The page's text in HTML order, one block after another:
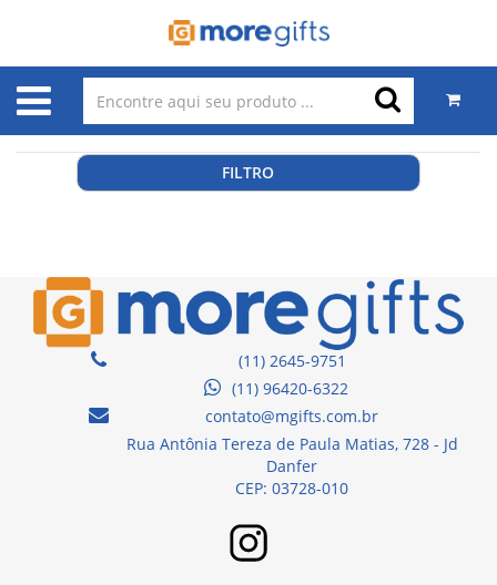
FILTRO
(11) 2645-9751
(11) 96420-6322
contato@mgifts.com.br
Rua Antônia Tereza de Paula Matias, 728 - Jd
Danfer
CEP: 03728-010